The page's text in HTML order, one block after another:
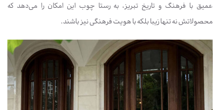
عمیق با فرهنگ و تاریخ تبریز، به رستا چوب این امکان را می‌دهد که
محصولاتش نه تنها زیبا بلکه با هویت فرهنگی نیز باشند.